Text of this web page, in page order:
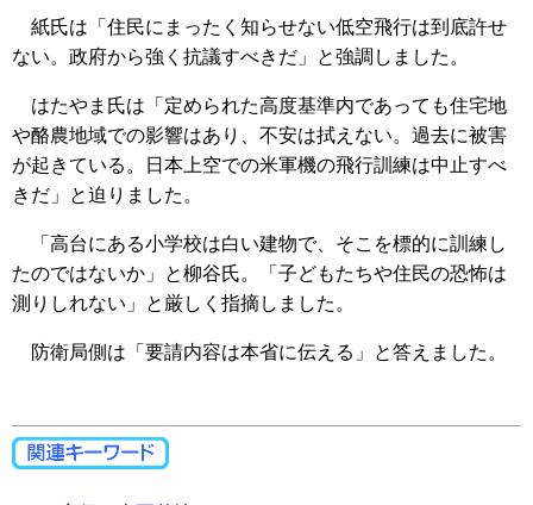
紙氏は「住民にまったく知らせない低空飛行は到底許せ
ない。政府から強く抗議すべきだ」と強調しました。
はたやま氏は「定められた高度基準内であっても住宅地
や酪農地域での影響はあり、不安は拭えない。過去に被害
が起きている。日本上空での米軍機の飛行訓練は中止すべ
きだ」と迫りました。
「高台にある小学校は白い建物で、そこを標的に訓練し
たのではないか」と柳谷氏。「子どもたちや住民の恐怖は
測りしれない」と厳しく指摘しました。
防衛局側は「要請内容は本省に伝える」と答えました。